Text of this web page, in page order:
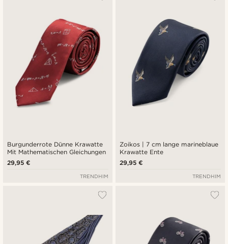
Burgunderrote Dünne Krawatte
Mit Mathematischen Gleichungen
29,95 €
TRENDHIM
Zoikos | 7 cm lange marineblaue
Krawatte Ente
29,95 €
TRENDHIM